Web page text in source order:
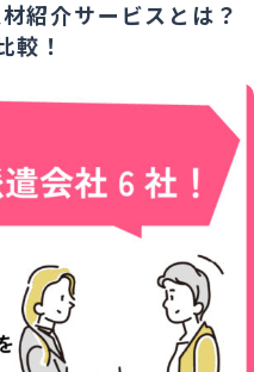
紹介サービスとは？
較！